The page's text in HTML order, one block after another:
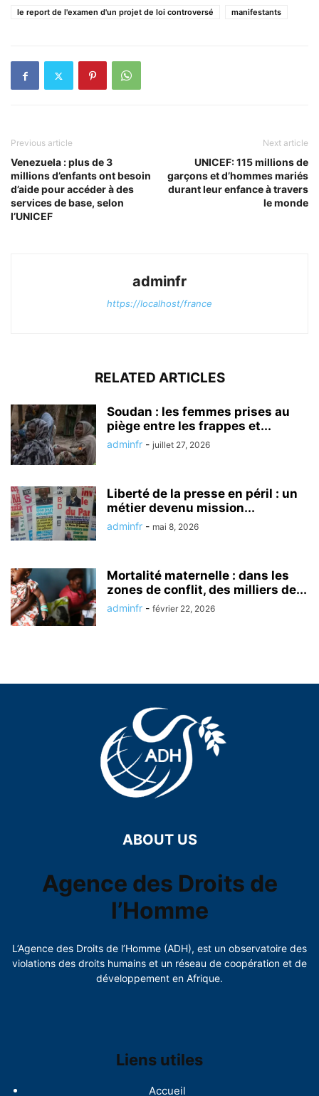
le report de l'examen d'un projet de loi controversé
manifestants
Previous article
Venezuela : plus de 3
millions d’enfants ont besoin
d’aide pour accéder à des
services de base, selon
l’UNICEF
Next article
UNICEF: 115 millions de
garçons et d’hommes mariés
durant leur enfance à travers
le monde
adminfr
https://localhost/france
RELATED ARTICLES
Soudan : les femmes prises au
piège entre les frappes et...
adminfr - juillet 27, 2026
Liberté de la presse en péril : un
métier devenu mission...
adminfr - mai 8, 2026
Mortalité maternelle : dans les
zones de conflit, des milliers de...
adminfr - février 22, 2026
ABOUT US
Agence des Droits de
l’Homme
L’Agence des Droits de l’Homme (ADH), est un observatoire des
violations des droits humains et un réseau de coopération et de
développement en Afrique.
Liens utiles
Accueil